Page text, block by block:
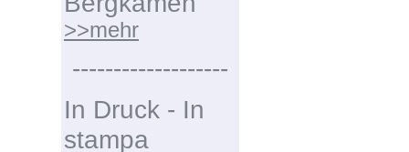
>>mehr
-------------------
In Druck - In
stampa